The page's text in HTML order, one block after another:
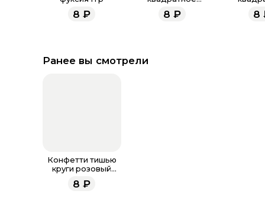
8 ₽ 8 ₽ 8
Ранее вы смотрели
Конфетти тишью
круги розовый
микс 1 см
8 ₽